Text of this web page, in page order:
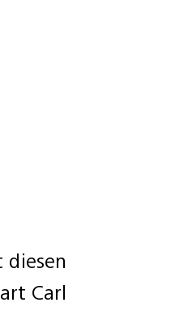
diesen
Carl